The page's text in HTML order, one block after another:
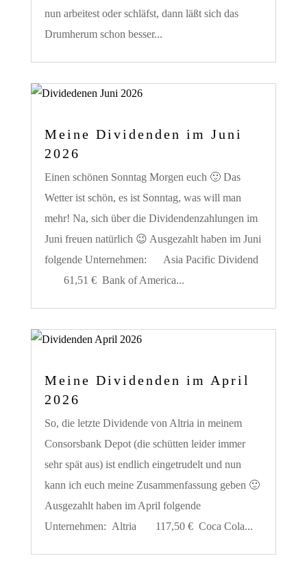
nun arbeitest oder schläfst, dann läßt sich das
Drumherum schon besser...
Meine Dividenden im Juni
2026
Einen schönen Sonntag Morgen euch 🙂 Das
Wetter ist schön, es ist Sonntag, was will man
mehr! Na, sich über die Dividendenzahlungen im
Juni freuen natürlich 😉 Ausgezahlt haben im Juni
folgende Unternehmen: Asia Pacific Dividend
61,51 € Bank of America...
Meine Dividenden im April
2026
So, die letzte Dividende von Altria in meinem
Consorsbank Depot (die schütten leider immer
sehr spät aus) ist endlich eingetrudelt und nun
kann ich euch meine Zusammenfassung geben 🙂
Ausgezahlt haben im April folgende
Unternehmen: Altria 117,50 € Coca Cola...